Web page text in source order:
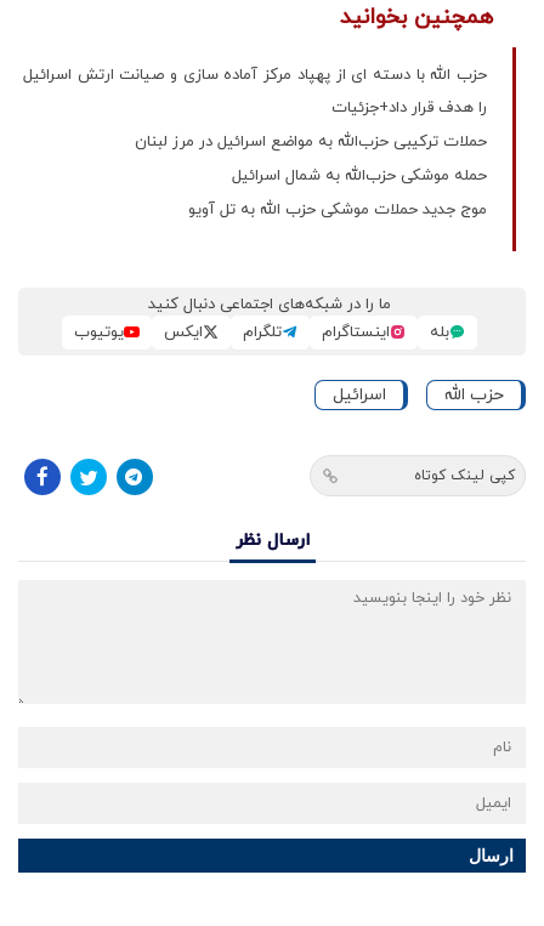
همچنین بخوانید
حزب الله با دسته ای از پهپاد مرکز آماده سازی و صیانت ارتش اسرائیل
را هدف قرار داد+جزئیات
حملات ترکیبی حزب‌الله به مواضع اسرائیل در مرز لبنان
حمله موشکی حزب‌الله به شمال اسرائیل
موج جدید حملات موشکی حزب الله به تل آویو
ما را در شبکه‌های اجتماعی دنبال کنید
بله
اینستاگرام تلگرام ایکس یوتیوب
حزب الله اسرائیل
کپی لینک کوتاه
ارسال نظر
ارسال